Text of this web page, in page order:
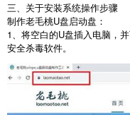
三、关于安装系统操作步骤
制作老毛桃U盘启动盘：
1、将空白的U盘插入电脑，
安全杀毒软件。